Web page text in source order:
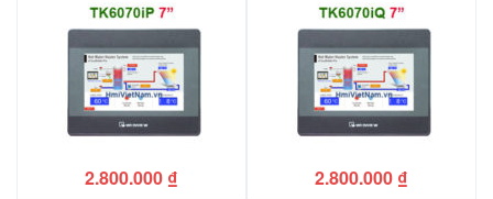
2.800.000 ₫ 2.800.000 ₫